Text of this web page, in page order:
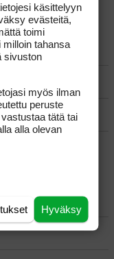
käsittelyyn
evästeitä,
toimi
milloin tahansa
sivuston
myös ilman
peruste
tätä tai
alla olevan
Hyväksy